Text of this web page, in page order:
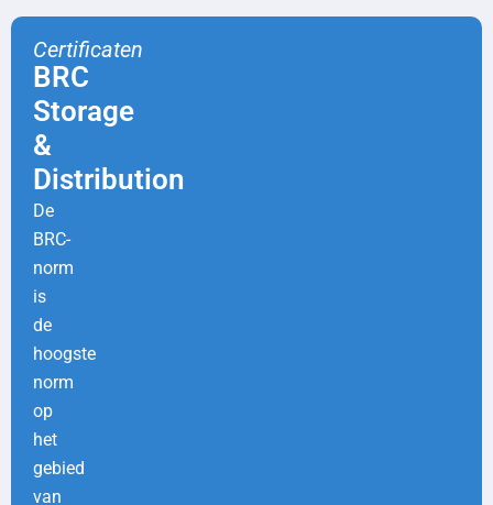
Certificaten
BRC
Storage
&
Distribution
De
BRC-
norm
is
de
hoogste
norm
op
het
gebied
van